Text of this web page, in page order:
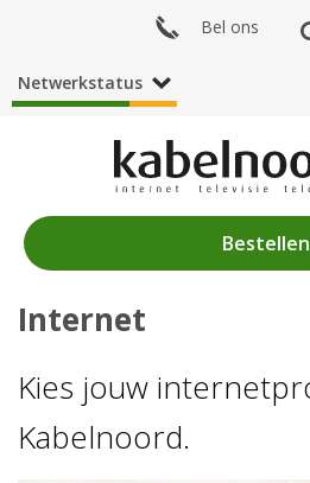
Nieuws
Producten
Internet
Bestellen
Bel ons
Netwerkstatus
Internet
Kies jouw
Kabelnoord.